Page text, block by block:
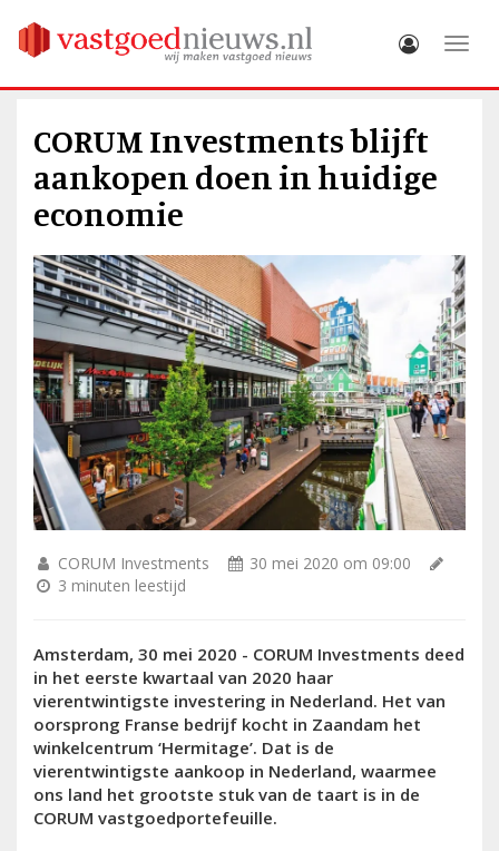
CORUM Investments blijft
aankopen doen in huidige
economie
CORUM Investments
30 mei 2020 om 09:00
3 minuten leestijd
Amsterdam, 30 mei 2020 - CORUM Investments deed
in het eerste kwartaal van 2020 haar
vierentwintigste investering in Nederland. Het van
oorsprong Franse bedrijf kocht in Zaandam het
winkelcentrum ‘Hermitage’. Dat is de
vierentwintigste aankoop in Nederland, waarmee
ons land het grootste stuk van de taart is in de
CORUM vastgoedportefeuille.